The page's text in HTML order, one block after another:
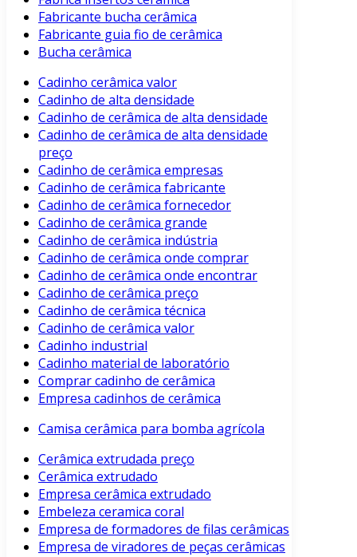
Fabricante bucha cerâmica
Fabricante guia fio de cerâmica
Bucha cerâmica
Cadinho cerâmica valor
Cadinho de alta densidade
Cadinho de cerâmica de alta densidade
Cadinho de cerâmica de alta densidade
preço
Cadinho de cerâmica empresas
Cadinho de cerâmica fabricante
Cadinho de cerâmica fornecedor
Cadinho de cerâmica grande
Cadinho de cerâmica indústria
Cadinho de cerâmica onde comprar
Cadinho de cerâmica onde encontrar
Cadinho de cerâmica preço
Cadinho de cerâmica técnica
Cadinho de cerâmica valor
Cadinho industrial
Cadinho material de laboratório
Comprar cadinho de cerâmica
Empresa cadinhos de cerâmica
Camisa cerâmica para bomba agrícola
Cerâmica extrudada preço
Cerâmica extrudado
Empresa cerâmica extrudado
Embeleza ceramica coral
Empresa de formadores de filas cerâmicas
Empresa de viradores de peças cerâmicas